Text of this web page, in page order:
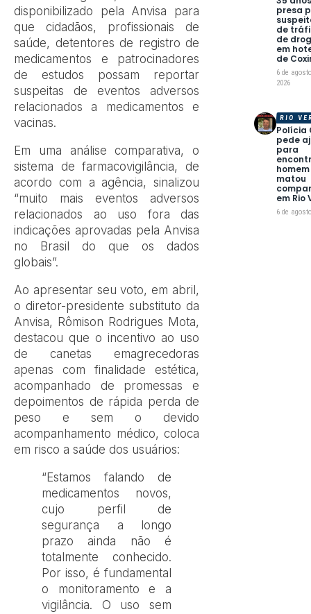
disponibilizado pela Anvisa para
que cidadãos, profissionais de
saúde, detentores de registro de
medicamentos e patrocinadores
de estudos possam reportar
suspeitas de eventos adversos
relacionados a medicamentos e
vacinas.
Em uma análise comparativa, o
sistema de farmacovigilância, de
acordo com a agência, sinalizou
“muito mais eventos adversos
relacionados ao uso fora das
indicações aprovadas pela Anvisa
no Brasil do que os dados
globais”.
Ao apresentar seu voto, em abril,
o diretor-presidente substituto da
Anvisa, Rômison Rodrigues Mota,
destacou que o incentivo ao uso
de canetas emagrecedoras
apenas com finalidade estética,
acompanhado de promessas e
depoimentos de rápida perda de
peso e sem o devido
acompanhamento médico, coloca
em risco a saúde dos usuários:
“Estamos falando de
medicamentos novos,
cujo perfil de
segurança a longo
prazo ainda não é
totalmente conhecido.
Por isso, é fundamental
o monitoramento e a
vigilância. O uso sem
presa
de
de
em
de
6 de
2026
Polícia
pede
para
matou
em Rio
6 de
RIO